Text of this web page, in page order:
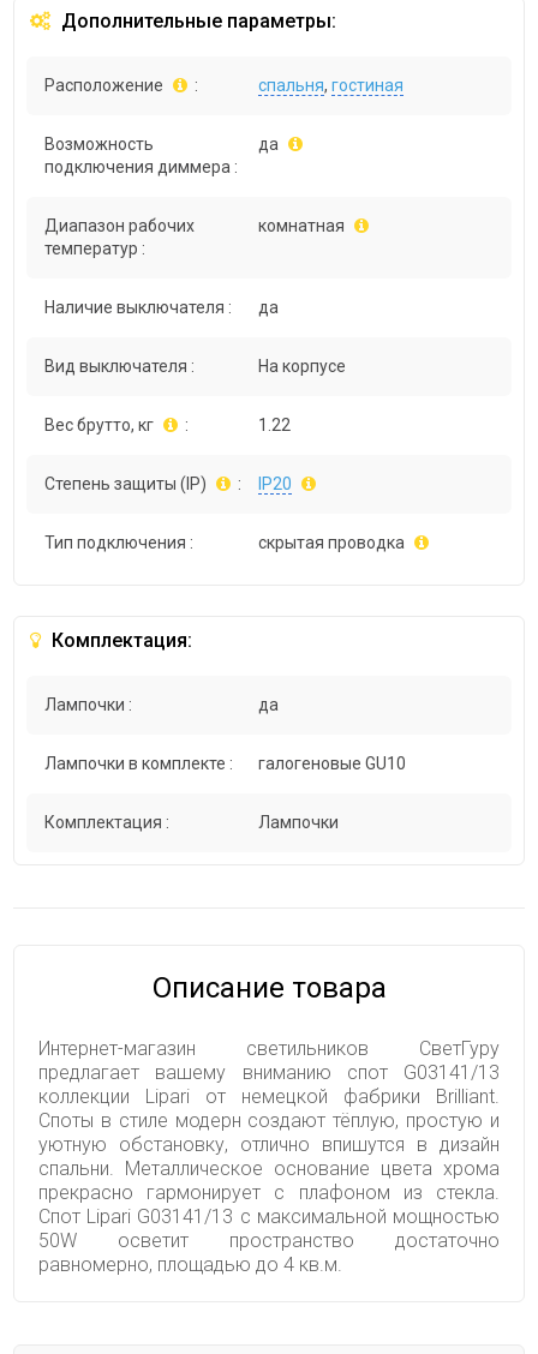
Дополнительные параметры:
Расположение : спальня,гостиная
Возможность
подключения диммера :
да
Диапазон рабочих
температур :
комнатная
Наличие выключателя : да
Вид выключателя : На корпусе
Вес брутто, кг : 1.22
Степень защиты (IP) : IP20
Тип подключения : скрытая проводка
Комплектация:
Лампочки : да
Лампочки в комплекте : галогеновые GU10
Комплектация : Лампочки
Описание товара
Интернет-магазин светильников СветГуру
предлагает вашему вниманию спот G03141/13
коллекции Lipari от немецкой фабрики Brilliant.
Споты в стиле модерн создают тёплую, простую и
уютную обстановку, отлично впишутся в дизайн
спальни. Металлическое основание цвета хрома
прекрасно гармонирует с плафоном из стекла.
Спот Lipari G03141/13 с максимальной мощностью
50W осветит пространство достаточно
равномерно, площадью до 4 кв.м.